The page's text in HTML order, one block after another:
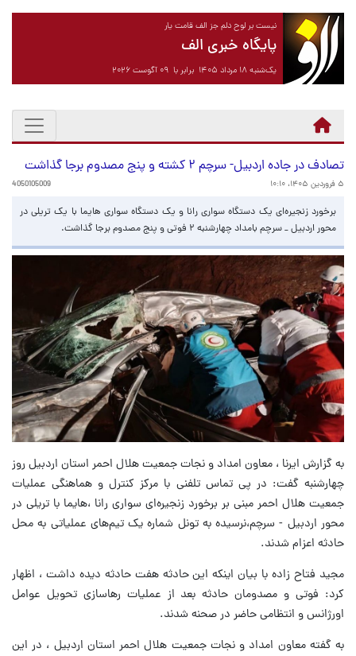
نیست بر لوح دلم جز الف قامت یار
پایگاه خبری الف
یک‌شنبه ۱۸ مرداد ۱۴۰۵ برابر با ۰۹ آگوست ۲۰۲۶
تصادف در جاده اردبیل- سرچم ۲ کشته و پنج مصدوم برجا گذاشت
۵ فروردین ۱۴۰۵، ۱۰:۱۰ 4050105009
برخورد زنجیره‌ای یک دستگاه سواری رانا و یک دستگاه سواری هایما با یک تریلی در
محور اردبیل _ سرچم بامداد چهارشنبه ۲ فوتی و پنج مصدوم برجا گذاشت.
به گزارش ایرنا ، معاون امداد و نجات جمعیت هلال احمر استان اردبیل روز
چهارشنبه گفت: در پی تماس تلفنی با مرکز کنترل و هماهنگی عملیات
جمعیت هلال احمر مبنی بر برخورد زنجیره‌ای سواری رانا ،هایما با تریلی در
محور اردبیل - سرچم،نرسیده به تونل شماره یک تیم‌های عملیاتی به محل
حادثه اعزام شدند.
مجید فتاح زاده با بیان اینکه این حادثه هفت حادثه دیده داشت ، اظهار
کرد: فوتی و مصدومان حادثه بعد از عملیات رهاسازی تحویل عوامل
اورژانس و انتظامی حاضر در صحنه شدند.
به گفته معاون امداد و نجات جمعیت هلال احمر استان اردبیل ، در این